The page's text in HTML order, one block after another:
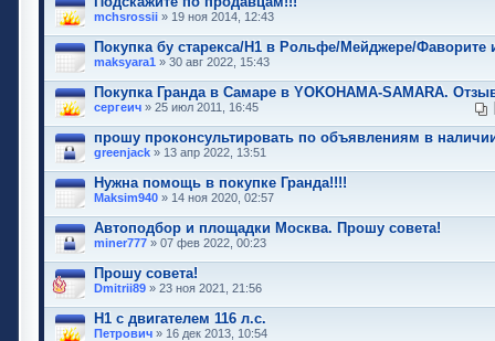
mchsrossii » 19 ноя 2014, 12:43
Покупка бу старекса/Н1 в Рольфе/Мейджере/Фаворите
maksyara1 » 30 авг 2022, 15:43
Покупка Гранда в Самаре в YOKOHAMA-SAMARA.
сергеич » 25 июл 2011, 16:45
прошу проконсультировать по объявлениям в
greenjack » 13 апр 2022, 13:51
Нужна помощь в покупке Гранда!!!!
Maksim940 » 14 ноя 2020, 02:57
Автоподбор и площадки Москва. Прошу совета!
miner777 » 07 фев 2022, 00:23
Прошу совета!
Dmitrii89 » 23 ноя 2021, 21:56
H1 с двигателем 116 л.с.
Петрович » 16 дек 2013, 10:54